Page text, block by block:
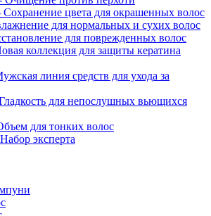
Сохранение цвета для окрашенных волос
для нормальных и сухих волос
для поврежденных волос
коллекция для защиты кератина
линия средств для ухода за
для непослушных вьющихся
для тонких волос
эксперта